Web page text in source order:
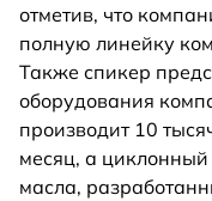
отметив, что
полную линейку
Также спикер
оборудования
производит 10
месяц, а циклонный
масла,